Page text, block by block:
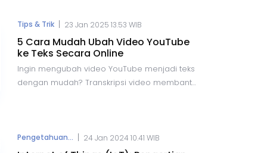
kemampuan untuk mengubah foto menjadi
video dengan bantuan AI.
Tips & Trik | 23 Jan 2025 13.53 WIB
5 Cara Mudah Ubah Video YouTube
ke Teks Secara Online
Ingin mengubah video YouTube menjadi teks
dengan mudah? Transkripsi video membantu
dengan cepat dan akurat, menggunakan
berbagai alat yang tersedia secara gratis
Pengetahuan... | 24 Jan 2024 10.41 WIB